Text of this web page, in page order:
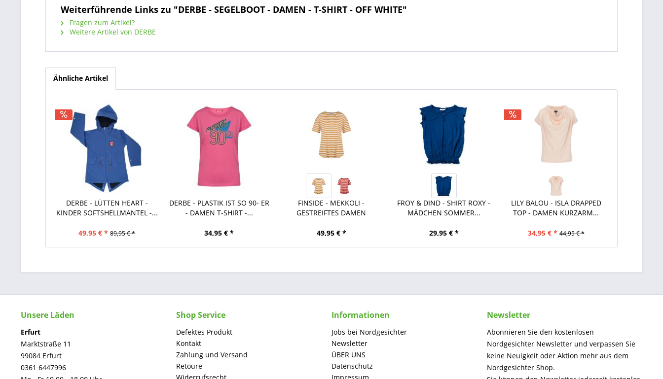
Weiterführende Links zu "DERBE - SEGELBOOT - DAMEN - T-SHIRT - OFF WHITE"
Fragen zum Artikel?
Weitere Artikel von DERBE
Ähnliche Artikel
DERBE - LÜTTEN HEART -
KINDER SOFTSHELLMANTEL -...
49,95 € * 89,95 € *
DERBE - PLASTIK IST SO 90- ER
- DAMEN T-SHIRT -...
34,95 € *
FINSIDE - MEKKOLI -
GESTREIFTES DAMEN
49,95 € *
FROY & DIND - SHIRT ROXY -
MÄDCHEN SOMMER...
29,95 € *
LILY BALOU - ISLA DRAPPED
TOP - DAMEN KURZARM...
34,95 € * 44,95 € *
Unsere Läden
Erfurt
Marktstraße 11
99084 Erfurt
0361 6447996
Shop Service
Defektes Produkt
Kontakt
Zahlung und Versand
Retoure
Informationen
Jobs bei Nordgesichter
Newsletter
ÜBER UNS
Datenschutz
Newsletter
Abonnieren Sie den kostenlosen
Nordgesichter Newsletter und verpassen Sie
keine Neuigkeit oder Aktion mehr aus dem
Nordgesichter Shop.